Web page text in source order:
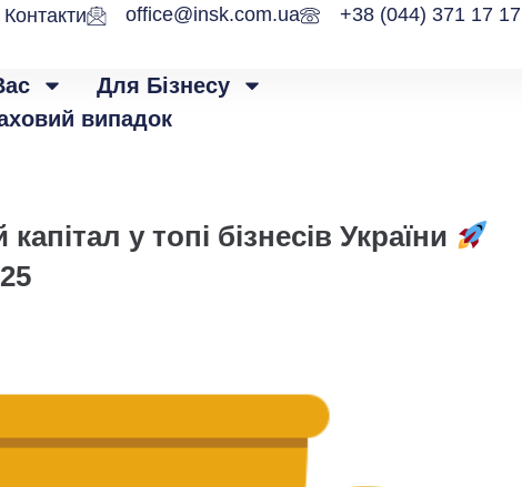
Контакти office@insk.com.ua +38 (044) 371 17 17
Для Бізнесу
випадок
у топі бізнесів України